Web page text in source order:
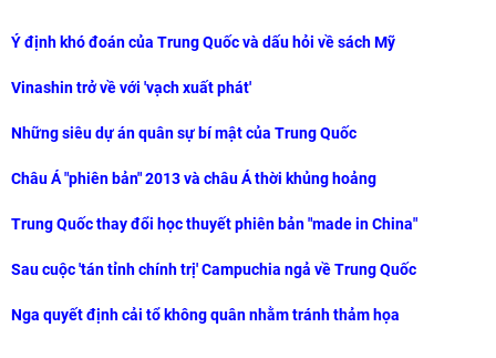
Ý định khó đoán của Trung Quốc và dấu hỏi về sách Mỹ
Vinashin trở về với 'vạch xuất phát'
Những siêu dự án quân sự bí mật của Trung Quốc
Châu Á "phiên bản" 2013 và châu Á thời khủng hoảng
Trung Quốc thay đổi học thuyết phiên bản "made in China"
Sau cuộc 'tán tỉnh chính trị' Campuchia ngả về Trung Quốc
Nga quyết định cải tổ không quân nhằm tránh thảm họa